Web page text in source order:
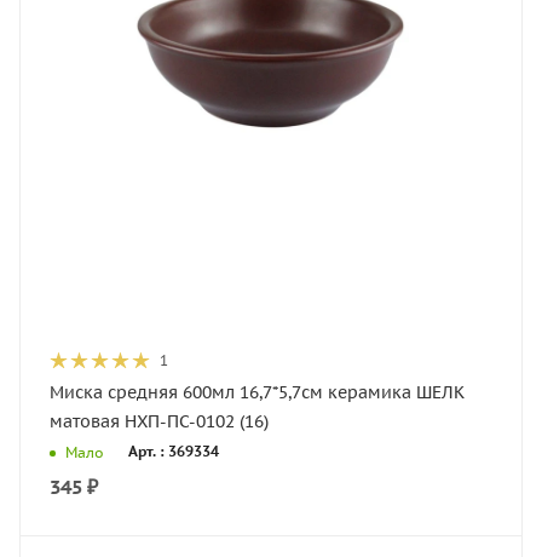
1
Миска средняя 600мл 16,7*5,7см керамика ШЕЛК
матовая НХП-ПС-0102 (16)
Мало Арт. : 369334
345 ₽